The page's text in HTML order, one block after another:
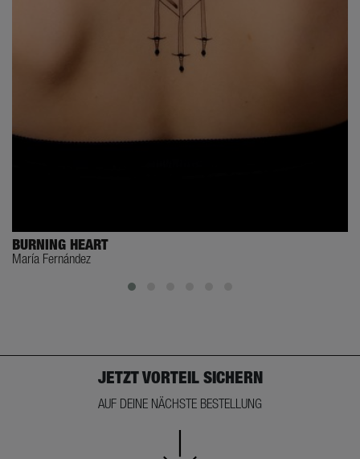
BURNING HEART
María Fernández
JETZT VORTEIL SICHERN
AUF DEINE NÄCHSTE BESTELLUNG